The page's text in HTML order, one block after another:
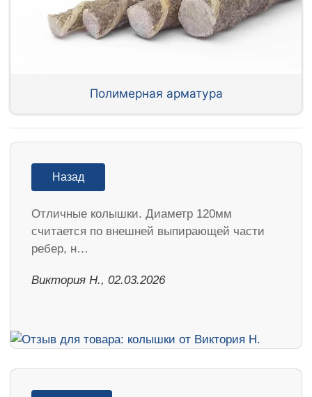
Полимерная арматура
Назад
Отличные колышки. Диаметр 120мм
считается по внешней выпирающей части
ребер, н…
Виктория Н., 02.03.2026